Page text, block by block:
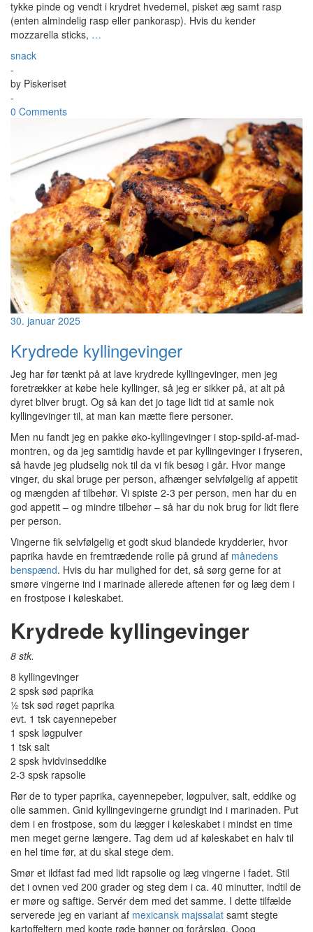
tykke pinde og vendt i krydret hvedemel, pisket æg samt rasp
(enten almindelig rasp eller pankorasp). Hvis du kender
mozzarella sticks, …
snack
-
by Piskeriset
-
0 Comments
30. januar 2025
Krydrede kyllingevinger
Jeg har før tænkt på at lave krydrede kyllingevinger, men jeg
foretrækker at købe hele kyllinger, så jeg er sikker på, at alt på
dyret bliver brugt. Og så kan det jo tage lidt tid at samle nok
kyllingevinger til, at man kan mætte flere personer.
Men nu fandt jeg en pakke øko-kyllingevinger i stop-spild-af-mad-
montren, og da jeg samtidig havde et par kyllingevinger i fryseren,
så havde jeg pludselig nok til da vi fik besøg i går. Hvor mange
vinger, du skal bruge per person, afhænger selvfølgelig af appetit
og mængden af tilbehør. Vi spiste 2-3 per person, men har du en
god appetit – og mindre tilbehør – så har du nok brug for lidt flere
per person.
Vingerne fik selvfølgelig et godt skud blandede krydderier, hvor
paprika havde en fremtrædende rolle på grund af månedens
benspænd. Hvis du har mulighed for det, så sørg gerne for at
smøre vingerne ind i marinade allerede aftenen før og læg dem i
en frostpose i køleskabet.
Krydrede kyllingevinger
8 stk.
8 kyllingevinger
2 spsk sød paprika
½ tsk sød røget paprika
evt. 1 tsk cayennepeber
1 spsk løgpulver
1 tsk salt
2 spsk hvidvinseddike
2-3 spsk rapsolie
Rør de to typer paprika, cayennepeber, løgpulver, salt, eddike og
olie sammen. Gnid kyllingevingerne grundigt ind i marinaden. Put
dem i en frostpose, som du lægger i køleskabet i mindst en time
men meget gerne længere. Tag dem ud af køleskabet en halv til
en hel time før, at du skal stege dem.
Smør et ildfast fad med lidt rapsolie og læg vingerne i fadet. Stil
det i ovnen ved 200 grader og steg dem i ca. 40 minutter, indtil de
er møre og saftige. Servér dem med det samme. I dette tilfælde
serverede jeg en variant af mexicansk majssalat samt stegte
kartoffeltern med kogte røde bønner og forårsløg. Ooog